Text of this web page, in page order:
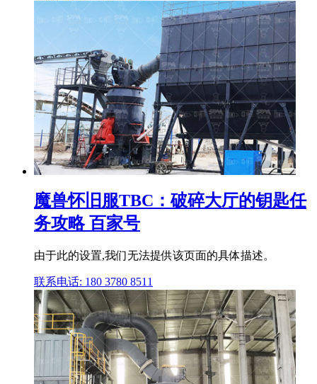
魔兽怀旧服TBC：破碎大厅的钥匙任
务攻略 百家号
由于此的设置,我们无法提供该页面的具体描述。
联系电话: 180 3780 8511